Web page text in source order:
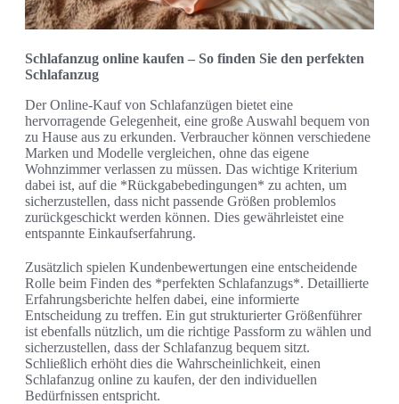
Schlafanzug online kaufen – So finden Sie den perfekten
Schlafanzug
Der Online-Kauf von Schlafanzügen bietet eine
hervorragende Gelegenheit, eine große Auswahl bequem von
zu Hause aus zu erkunden. Verbraucher können verschiedene
Marken und Modelle vergleichen, ohne das eigene
Wohnzimmer verlassen zu müssen. Das wichtige Kriterium
dabei ist, auf die *Rückgabebedingungen* zu achten, um
sicherzustellen, dass nicht passende Größen problemlos
zurückgeschickt werden können. Dies gewährleistet eine
entspannte Einkaufserfahrung.
Zusätzlich spielen Kundenbewertungen eine entscheidende
Rolle beim Finden des *perfekten Schlafanzugs*. Detaillierte
Erfahrungsberichte helfen dabei, eine informierte
Entscheidung zu treffen. Ein gut strukturierter Größenführer
ist ebenfalls nützlich, um die richtige Passform zu wählen und
sicherzustellen, dass der Schlafanzug bequem sitzt.
Schließlich erhöht dies die Wahrscheinlichkeit, einen
Schlafanzug online zu kaufen, der den individuellen
Bedürfnissen entspricht.